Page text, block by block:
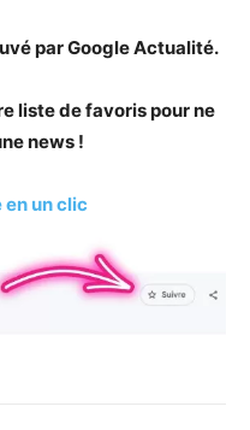
par Google Actualité.
liste de favoris pour ne
news !
en un clic